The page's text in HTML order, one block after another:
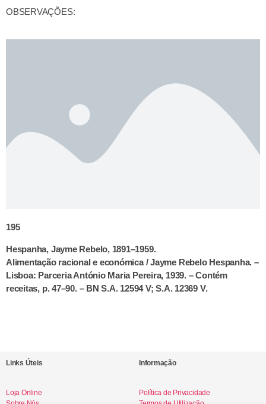
OBSERVAÇÕES:
195
Hespanha, Jayme Rebelo, 1891–1959.
Alimentação racional e económica / Jayme Rebelo Hespanha. –
Lisboa: Parceria António Maria Pereira, 1939. – Contém
receitas, p. 47–90. – BN S.A. 12594 V; S.A. 12369 V.
Links Úteis
Loja Online
Informação
Política de Privacidade